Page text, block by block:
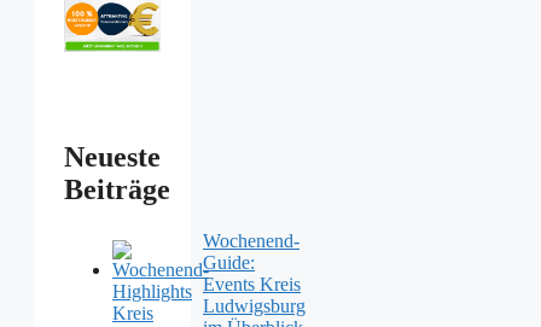
Neueste
Beiträge
Wochenend-
Guide:
Events Kreis
Ludwigsburg